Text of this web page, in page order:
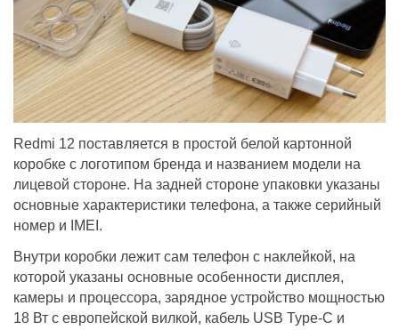
Redmi 12 поставляется в простой белой картонной
коробке с логотипом бренда и названием модели на
лицевой стороне. На задней стороне упаковки указаны
основные характеристики телефона, а также серийный
номер и IMEI.
Внутри коробки лежит сам телефон с наклейкой, на
которой указаны основные особенности дисплея,
камеры и процессора, зарядное устройство мощностью
18 Вт с европейской вилкой, кабель USB Type-C и